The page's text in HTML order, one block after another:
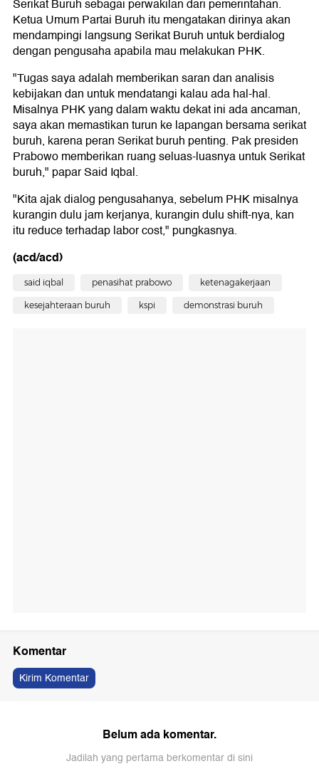
Serikat Buruh sebagai perwakilan dari pemerintahan.
Ketua Umum Partai Buruh itu mengatakan dirinya akan
mendampingi langsung Serikat Buruh untuk berdialog
dengan pengusaha apabila mau melakukan PHK.
"Tugas saya adalah memberikan saran dan analisis
kebijakan dan untuk mendatangi kalau ada hal-hal.
Misalnya PHK yang dalam waktu dekat ini ada ancaman,
saya akan memastikan turun ke lapangan bersama serikat
buruh, karena peran Serikat buruh penting. Pak presiden
Prabowo memberikan ruang seluas-luasnya untuk Serikat
buruh," papar Said Iqbal.
"Kita ajak dialog pengusahanya, sebelum PHK misalnya
kurangin dulu jam kerjanya, kurangin dulu shift-nya, kan
itu reduce terhadap labor cost," pungkasnya.
(acd/acd)
said iqbal penasihat prabowo ketenagakerjaan
kesejahteraan buruh kspi demonstrasi buruh
Komentar
Kirim Komentar
Belum ada komentar.
Jadilah yang pertama berkomentar di sini